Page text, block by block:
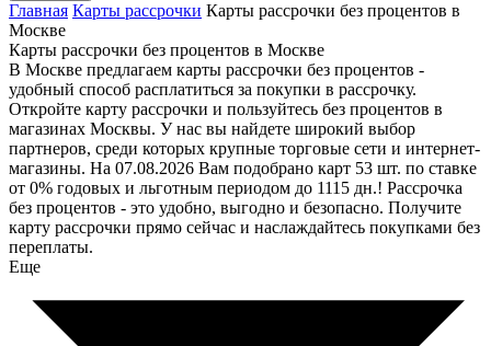
Главная Карты рассрочки Карты рассрочки без процентов в
Москве
Карты рассрочки без процентов в Москве
В Москве предлагаем карты рассрочки без процентов -
удобный способ расплатиться за покупки в рассрочку.
Откройте карту рассрочки и пользуйтесь без процентов в
магазинах Москвы. У нас вы найдете широкий выбор
партнеров, среди которых крупные торговые сети и интернет-
магазины. На 07.08.2026 Вам подобрано карт 53 шт. по ставке
от 0% годовых и льготным периодом до 1115 дн.! Рассрочка
без процентов - это удобно, выгодно и безопасно. Получите
карту рассрочки прямо сейчас и наслаждайтесь покупками без
переплаты.
Еще